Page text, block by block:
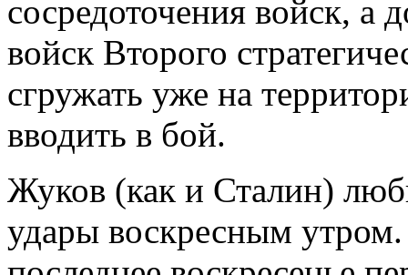
сосредоточения войск, а
войск Второго
сгружать уже на
вводить в бой.
Жуков (как и Сталин)
удары воскресным